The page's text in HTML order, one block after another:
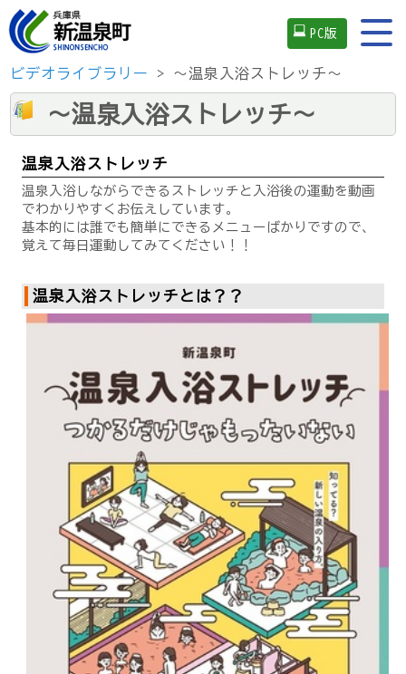
PC版
ビデオライブラリー > ～温泉入浴ストレッチ～
～温泉入浴ストレッチ～
温泉入浴ストレッチ
温泉入浴しながらできるストレッチと入浴後の運動を動画
でわかりやすくお伝えしています。
基本的には誰でも簡単にできるメニューばかりですので、
覚えて毎日運動してみてください！！
温泉入浴ストレッチとは？？